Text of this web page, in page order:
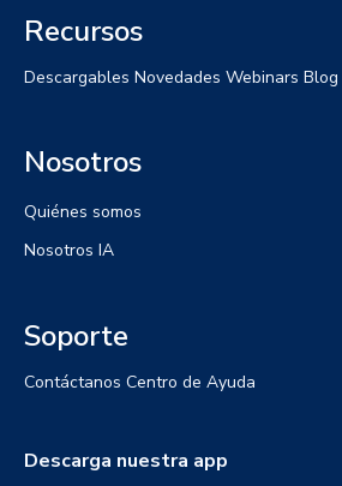
Recursos
Descargables Novedades Webinars Blog
Nosotros
Quiénes somos
Nosotros IA
Soporte
Contáctanos Centro de Ayuda
Descarga nuestra app